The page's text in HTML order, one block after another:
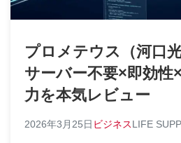
プロメテウス（河口
サーバー不要×即効性
力を本気レビュー
2026年3月25日 ビジネスLIFE